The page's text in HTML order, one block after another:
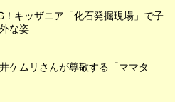
！キッザニア「化石発掘現場」で子
な姿
ケムリさんが尊敬する「ママタ